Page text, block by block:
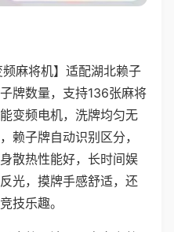
频麻将机】适配湖北赖子
牌数量，支持136张麻将
变频电机，洗牌均匀无
赖子牌自动识别区分，
散热性能好，长时间娱
光，摸牌手感舒适，还
技乐趣。